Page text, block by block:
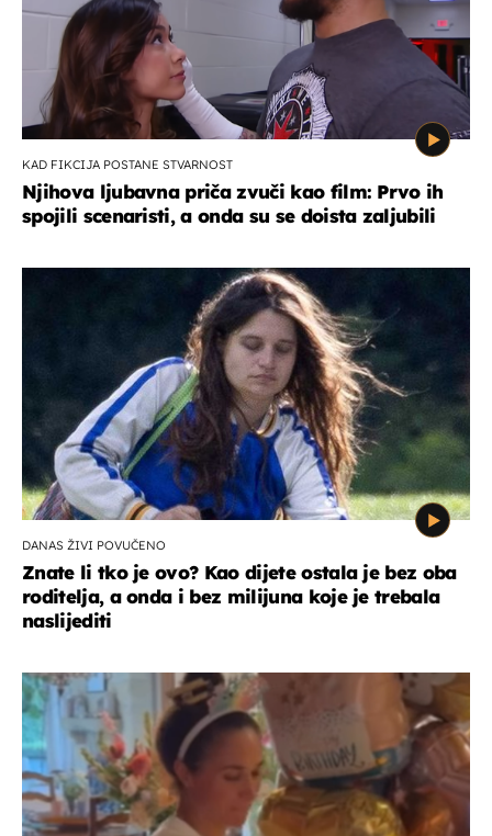
KAD FIKCIJA POSTANE STVARNOST
Njihova ljubavna priča zvuči kao film: Prvo ih
spojili scenaristi, a onda su se doista zaljubili
DANAS ŽIVI POVUČENO
Znate li tko je ovo? Kao dijete ostala je bez oba
roditelja, a onda i bez milijuna koje je trebala
naslijediti